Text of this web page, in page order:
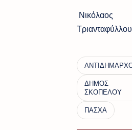
Νικόλαος
Τριανταφύλλου